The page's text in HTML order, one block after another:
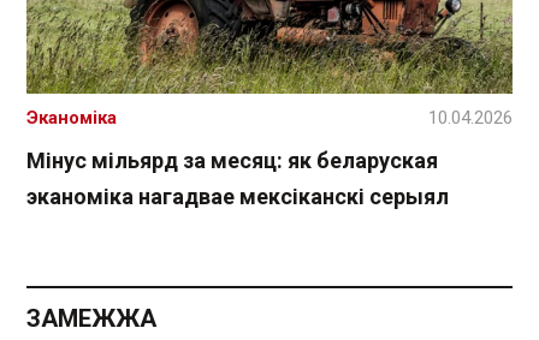
Мінус мільярд за месяц: як беларуская
эканоміка нагадвае мексіканскі серыял
Эканоміка 10.04.2026
ЗАМЕЖЖА